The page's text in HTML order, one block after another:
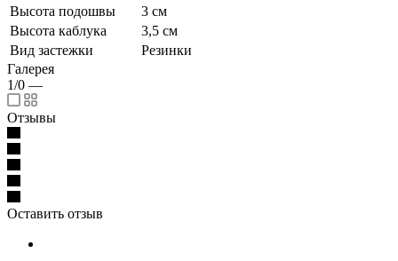
Высота подошвы
3 см
Высота каблука
3,5 см
Вид застежки
Резинки
Галерея
1/0 —
Отзывы
Оставить отзыв